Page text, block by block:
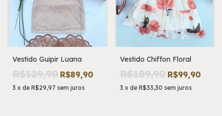
Vestido Guipir Luana
R$129,90 R$89,90
3 x de R$29,97 sem juros
Vestido Chiffon Floral
R$189,90 R$99,90
3 x de R$33,30 sem juros